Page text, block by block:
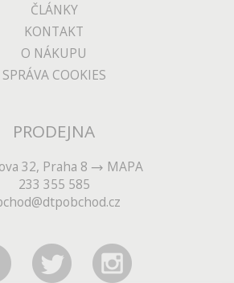
ČLÁNKY
KONTAKT
O NÁKUPU
SPRÁVA COOKIES
PRODEJNA
32, Praha 8
MAPA
233 355 585